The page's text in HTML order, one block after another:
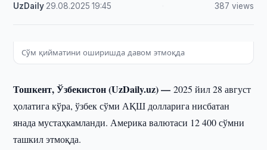
UzDaily 29.08.2025 ·19:45 387 views
Сўм қийматини оширишда давом этмоқда
Тошкент, Ўзбекистон (UzDaily.uz) —2025 йил 28 август
ҳолатига кўра, ўзбек сўми АҚШ долларига нисбатан
янада мустаҳкамланди. Америка валютаси 12 400 сўмни
ташкил этмоқда.